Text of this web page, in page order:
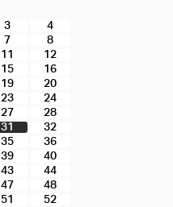
3
4
7
8
11
12
15
16
19
20
23
24
27
28
31
32
35
36
39
40
43
44
47
48
51 52